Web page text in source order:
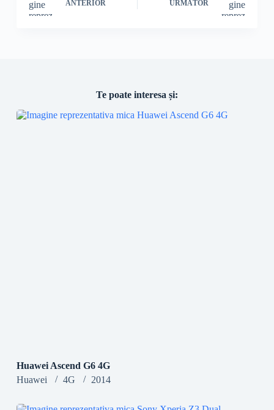
ANTERIOR URMĂTOR
Te poate interesa și:
Huawei Ascend G6 4G
Huawei
4G 2014